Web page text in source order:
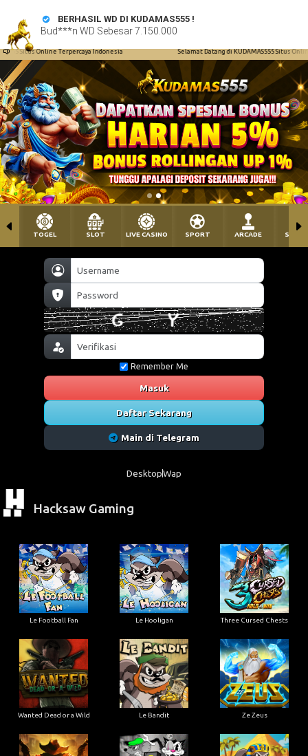
Selamat Datang di KUDAMAS555 Situs Online Terpercaya Indonesia
Remember Me
Masuk
Daftar Sekarang
Main di Telegram
TOGEL SLOT LIVE CASINO SPORT ARCADE
DesktopWap
Hacksaw Gaming
Le Football Fan Le Hooligan Three Cursed Chests
Wanted Dead or a Wild Le Bandit Ze Zeus